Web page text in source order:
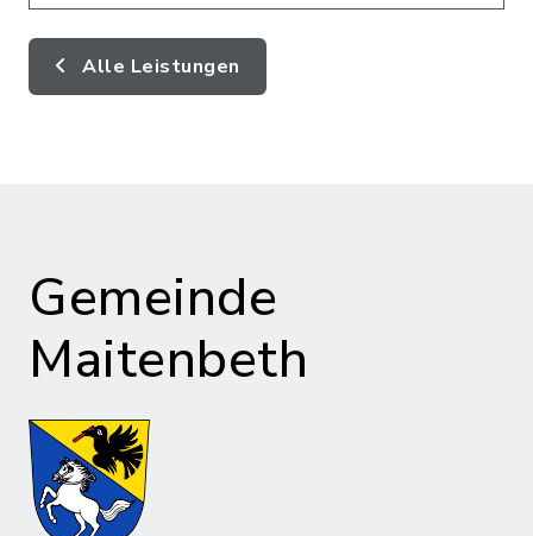
Alle Leistungen
Gemeinde
Maitenbeth